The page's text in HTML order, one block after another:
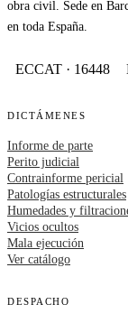
obra civil. Sede en
en toda España.
ECCAT · 16448
DICTÁMENES
Informe de parte
Perito judicial
Contrainforme pericial
Patologías estructurales
Humedades y
Vicios ocultos
Mala ejecución
Ver catálogo
DESPACHO